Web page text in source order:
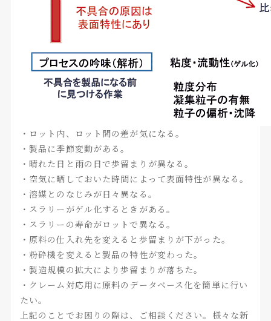
・ロット内、ロット間の差が気になる。
・製品に季節変動がある。
・晴れた日と雨の日で歩留まりが異なる。
・空気に晒しておいた時間によって表面特性が異なる。
・溶媒とのなじみが日々異なる。
・スラリーがゲル化するときがある。
・スラリーの寿命がロットで異なる。
・原料の仕入れ先を変えると歩留まりが下がった。
・粉砕機を変えると製品の特性が変わった。
・製造規模の拡大により歩留まりが落ちた。
・クレーム対応用に原料のデータベース化を簡単に行い
たい。
上記のことでお困りの際は、ご相談ください。様々な新